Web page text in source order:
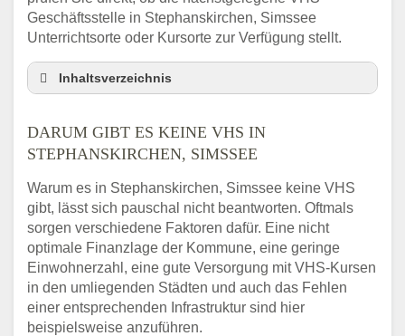
Geschäftsstelle in Stephanskirchen, Simssee
Unterrichtsorte oder Kursorte zur Verfügung stellt.
Inhaltsverzeichnis
Stephanskirchen, Simssee
3 schnelle Tipps
Stephanskirchen, Simssee VHS-Kurse in
Ihrer Nähe
Abendschule in der Region rund um
Stephanskirchen, Simssee
VHS steht für Erwachsenenbildung
Online-Kurse: Alternative Angebote zum
VHS-Kurs
DARUM GIBT ES KEINE VHS IN
STEPHANSKIRCHEN, SIMSSEE
Warum es in Stephanskirchen, Simssee keine VHS
gibt, lässt sich pauschal nicht beantworten. Oftmals
sorgen verschiedene Faktoren dafür. Eine nicht
optimale Finanzlage der Kommune, eine geringe
Einwohnerzahl, eine gute Versorgung mit VHS-Kursen
in den umliegenden Städten und auch das Fehlen
einer entsprechenden Infrastruktur sind hier
beispielsweise anzuführen.